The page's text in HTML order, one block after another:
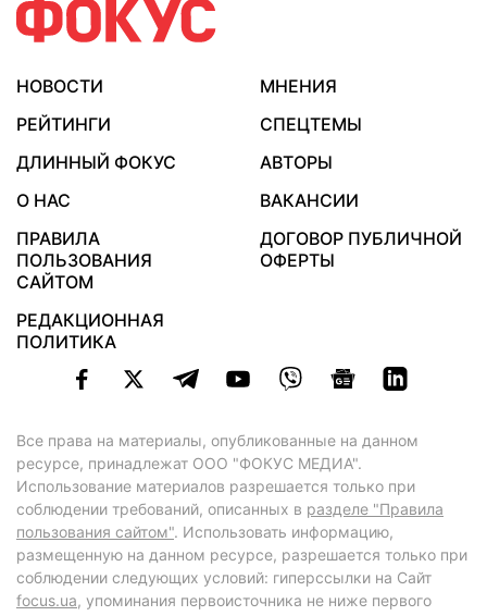
НОВОСТИ
МНЕНИЯ
РЕЙТИНГИ
СПЕЦТЕМЫ
ДЛИННЫЙ ФОКУС
АВТОРЫ
О НАС
ВАКАНСИИ
ПРАВИЛА
ПОЛЬЗОВАНИЯ
САЙТОМ
ДОГОВОР ПУБЛИЧНОЙ
ОФЕРТЫ
РЕДАКЦИОННАЯ
ПОЛИТИКА
Все права на материалы, опубликованные на данном
ресурсе, принадлежат ООО "ФОКУС МЕДИА".
Использование материалов разрешается только при
соблюдении требований, описанных в разделе "Правила
пользования сайтом". Использовать информацию,
размещенную на данном ресурсе, разрешается только при
соблюдении следующих условий: гиперссылки на Сайт
focus.ua, упоминания первоисточника не ниже первого